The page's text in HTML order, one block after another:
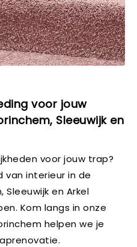
voor jouw
Sleeuwijk en
voor jouw trap?
van interieur in de
en Arkel
Kom langs in onze
helpen we je